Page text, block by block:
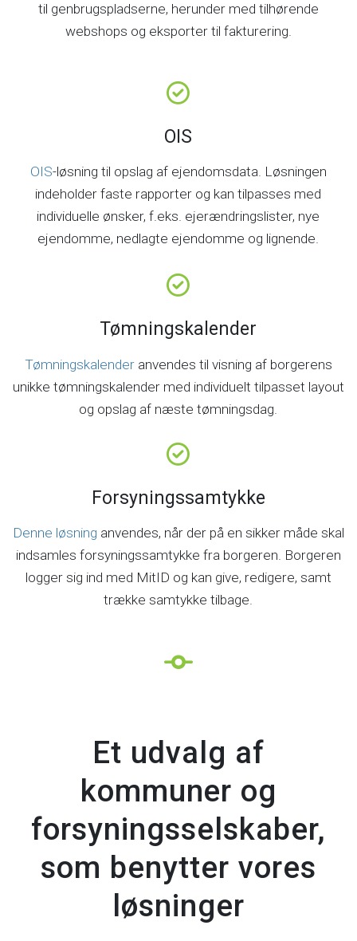
til genbrugspladserne, herunder med tilhørende
webshops og eksporter til fakturering.
OIS
OIS-løsning til opslag af ejendomsdata. Løsningen
indeholder faste rapporter og kan tilpasses med
individuelle ønsker, f.eks. ejerændringslister, nye
ejendomme, nedlagte ejendomme og lignende.
Tømningskalender
Tømningskalenderanvendes til visning af borgerens
unikke tømningskalender med individuelt tilpasset layout
og opslag af næste tømningsdag.
Forsyningssamtykke
Denne løsning anvendes, når der på en sikker måde skal
indsamles forsyningssamtykke fra borgeren. Borgeren
logger sig ind med MitID og kan give, redigere, samt
trække samtykke tilbage.
Et udvalg af
kommuner og
forsyningsselskaber,
som benytter vores
løsninger